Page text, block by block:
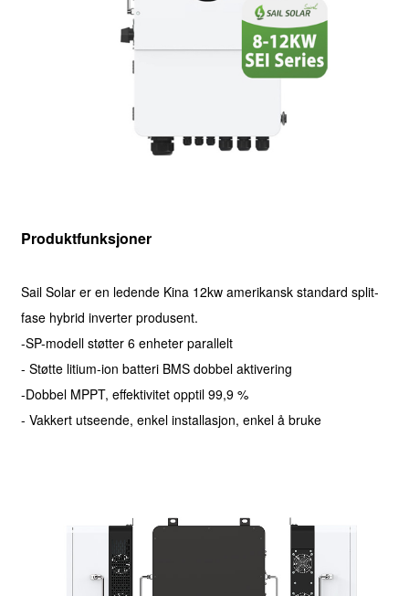
Produktfunksjoner
Sail Solar er en ledende Kina 12kw amerikansk standard split-
fase hybrid inverter produsent.
-SP-modell støtter 6 enheter parallelt
- Støtte litium-ion batteri BMS dobbel aktivering
-Dobbel MPPT, effektivitet opptil 99,9 %
- Vakkert utseende, enkel installasjon, enkel å bruke